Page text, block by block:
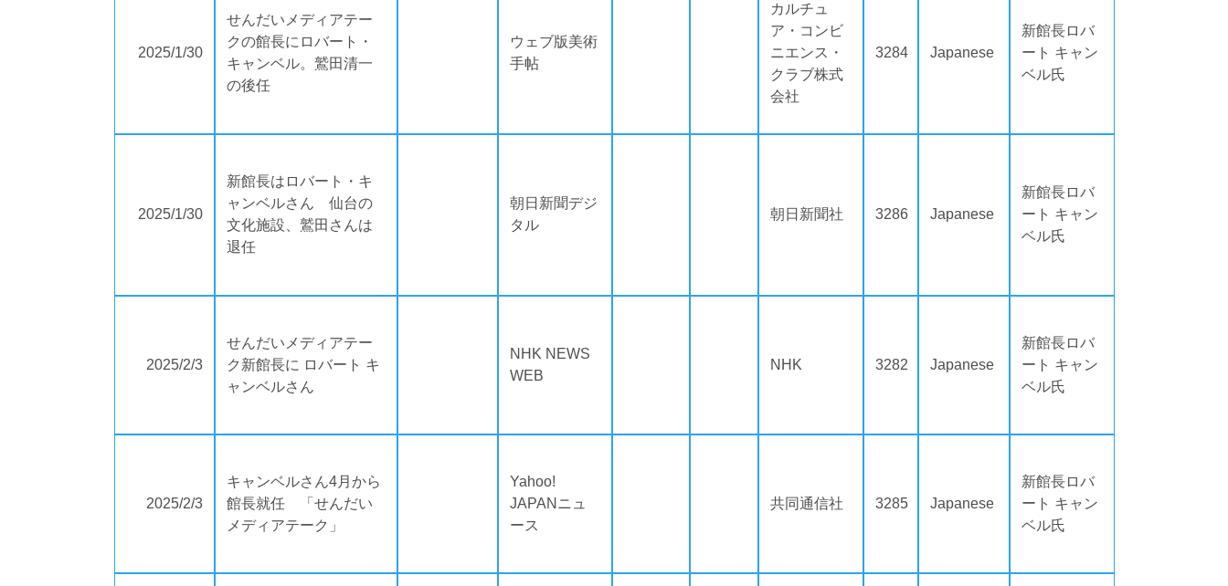
2025/1/30
せんだいメディアテー
クの館長にロバート・
キャンベル。鷲田清一
の後任
ウェブ版美術
手帖
カルチュ
ア・コンビ
ニエンス・
クラブ株式
会社
3284 Japanese
新館長ロバ
ート キャン
ベル氏
2025/1/30
新館長はロバート・キ
ャンベルさん 仙台の
文化施設、鷲田さんは
退任
朝日新聞デジ
タル
朝日新聞社 3286 Japanese
新館長ロバ
ート キャン
ベル氏
2025/2/3
せんだいメディアテー
ク新館長に ロバート キ
ャンベルさん
NHK NEWS
WEB
NHK 3282 Japanese
新館長ロバ
ート キャン
ベル氏
2025/2/3
キャンベルさん4月から
館長就任 「せんだい
メディアテーク」
Yahoo!
JAPANニュ
ース
共同通信社 3285 Japanese
新館長ロバ
ート キャン
ベル氏